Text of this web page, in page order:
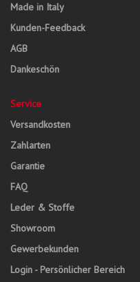
Made in Italy
Kunden-Feedback
AGB
Dankeschön
Service
Versandkosten
Zahlarten
Garantie
FAQ
Leder & Stoffe
Showroom
Gewerbekunden
Login - Persönlicher Bereich